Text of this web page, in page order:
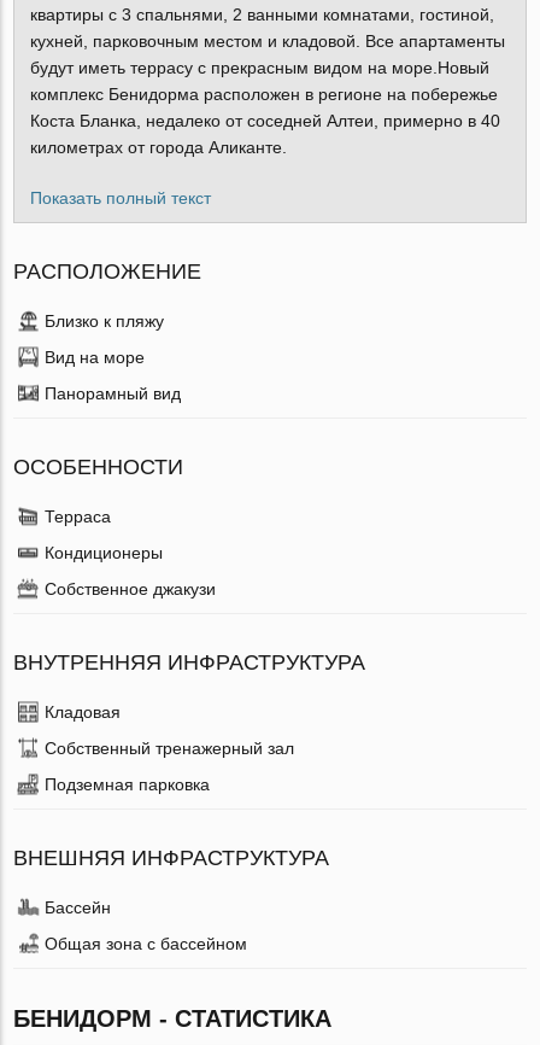
квартиры с 3 спальнями, 2 ванными комнатами, гостиной,
кухней, парковочным местом и кладовой. Все апартаменты
будут иметь террасу с прекрасным видом на море.Новый
комплекс Бенидорма расположен в регионе на побережье
Коста Бланка, недалеко от соседней Алтеи, примерно в 40
километрах от города Аликанте.
Показать полный текст
РАСПОЛОЖЕНИЕ
Близко к пляжу
Вид на море
Панорамный вид
ОСОБЕННОСТИ
Терраса
Кондиционеры
Собственное джакузи
ВНУТРЕННЯЯ ИНФРАСТРУКТУРА
Кладовая
Собственный тренажерный зал
Подземная парковка
ВНЕШНЯЯ ИНФРАСТРУКТУРА
Бассейн
Общая зона с бассейном
БЕНИДОРМ - СТАТИСТИКА